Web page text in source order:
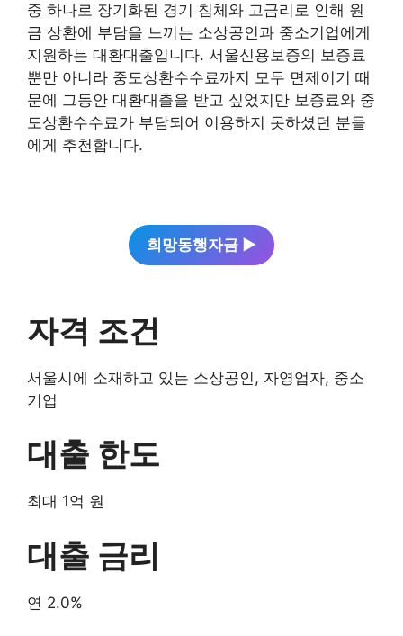
중 하나로 장기화된 경기 침체와 고금리로 인해 원
금 상환에 부담을 느끼는 소상공인과 중소기업에게
지원하는 대환대출입니다. 서울신용보증의 보증료
뿐만 아니라 중도상환수수료까지 모두 면제이기 때
문에 그동안 대환대출을 받고 싶었지만 보증료와 중
도상환수수료가 부담되어 이용하지 못하셨던 분들
에게 추천합니다.
희망동행자금 ▶
자격 조건
서울시에 소재하고 있는 소상공인, 자영업자, 중소
기업
대출 한도
최대 1억 원
대출 금리
연 2.0%